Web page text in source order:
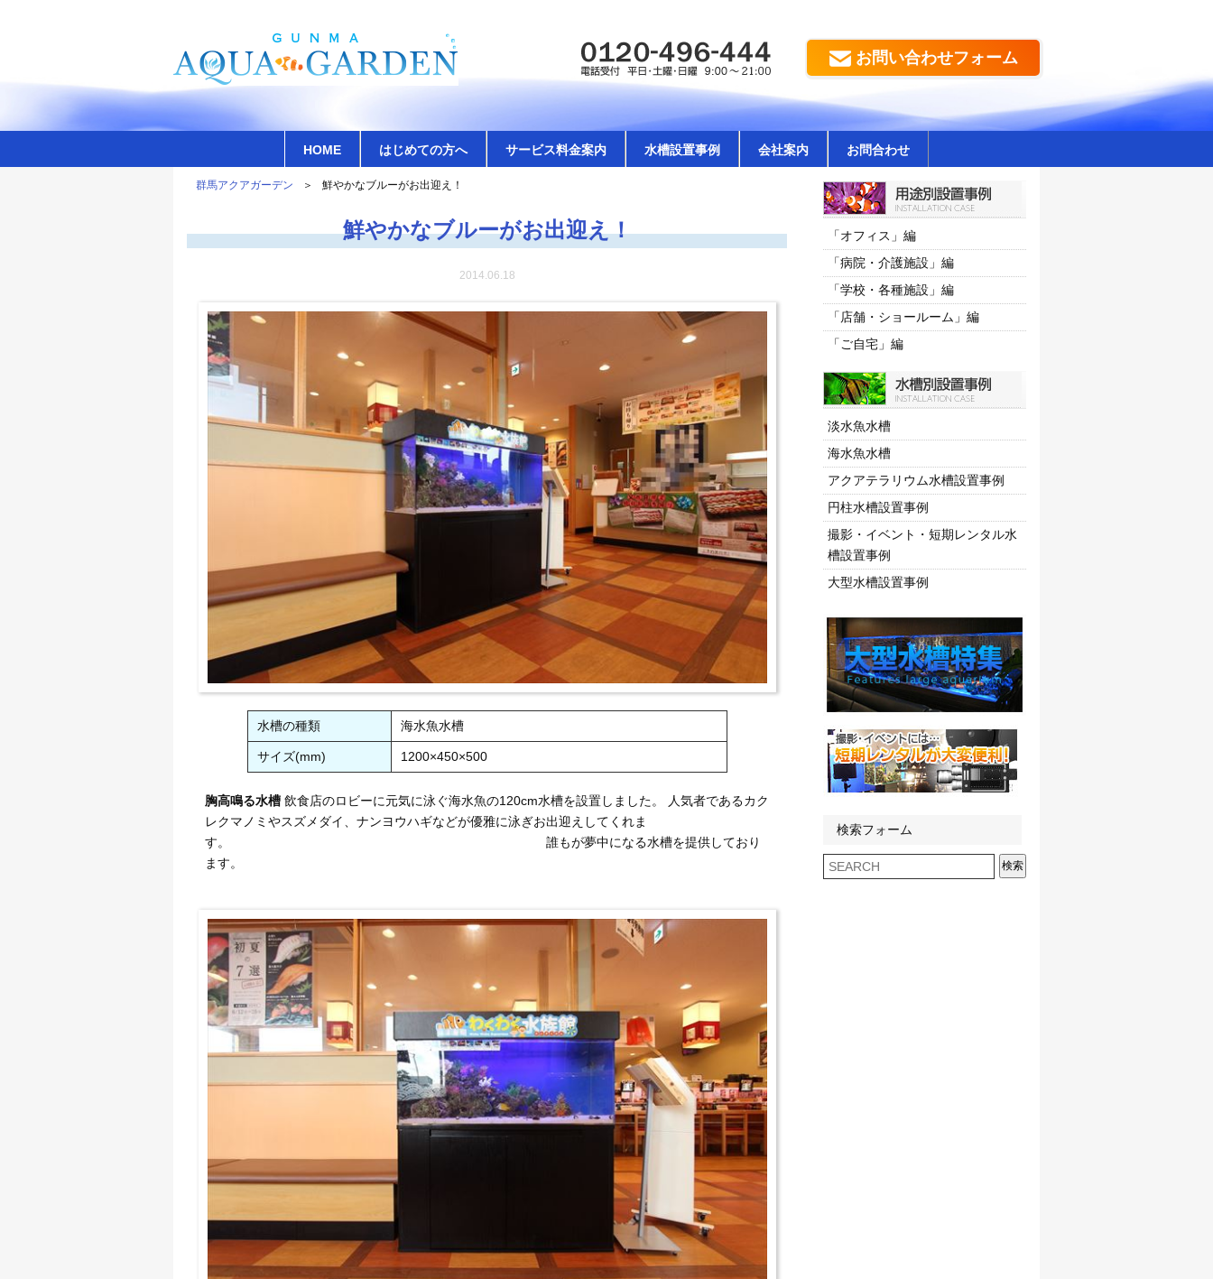
お問い合わせフォーム
HOME はじめての方へ サービス料金案内 水槽設置事例 会社案内 お問合わせ
群馬アクアガーデン 鮮やかなブルーがお出迎え！
鮮やかなブルーがお出迎え！
2014.06.18
水槽の種類 海水魚水槽
サイズ(mm) 1200×450×500
胸高鳴る水槽 飲食店のロビーに元気に泳ぐ海水魚の120cm水槽を設置しました。 人気者であるカク
レクマノミやスズメダイ、ナンヨウハギなどが優雅に泳ぎお出迎えしてくれま
す。 誰もが夢中になる水槽を提供しており
ます。
「オフィス」編
「病院・介護施設」編
「学校・各種施設」編
「店舗・ショールーム」編
「ご自宅」編
淡水魚水槽
海水魚水槽
アクアテラリウム水槽設置事例
円柱水槽設置事例
撮影・イベント・短期レンタル水
槽設置事例
大型水槽設置事例
検索フォーム
検索